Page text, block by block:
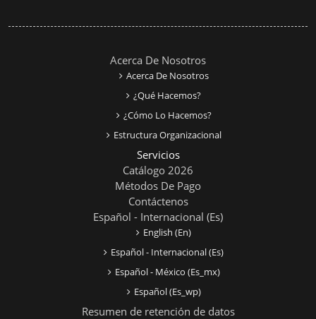
Acerca De Nosotros
Acerca De Nosotros
¿Qué Hacemos?
¿Cómo Lo Hacemos?
Estructura Organizacional
Servicios
Catálogo 2026
Métodos De Pago
Contáctenos
Español - Internacional ‎(es)‎
English ‎(en)‎
Español - Internacional ‎(es)‎
Español - México ‎(es_mx)‎
Español ‎(es_wp)‎
Resumen de retención de datos